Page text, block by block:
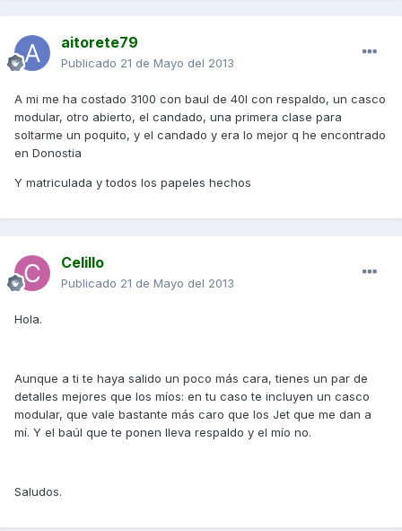
aitorete79
Publicado 21 de Mayo del 2013
A mi me ha costado 3100 con baul de 40l con respaldo, un casco
modular, otro abierto, el candado, una primera clase para
soltarme un poquito, y el candado y era lo mejor q he encontrado
en Donostia
Y matriculada y todos los papeles hechos
Celillo
Publicado 21 de Mayo del 2013
Hola.
Aunque a ti te haya salido un poco más cara, tienes un par de
detalles mejores que los míos: en tu caso te incluyen un casco
modular, que vale bastante más caro que los Jet que me dan a
mí. Y el baúl que te ponen lleva respaldo y el mío no.
Saludos.